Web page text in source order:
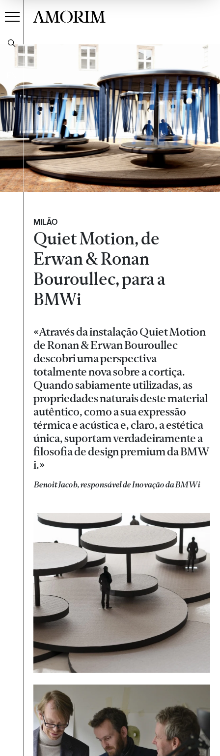
AMORIM
MILÃO
Quiet Motion, de
Erwan & Ronan
Bouroullec, para a
BMWi
«Através da instalação Quiet Motion
de Ronan & Erwan Bouroullec
descobri uma perspectiva
totalmente nova sobre a cortiça.
Quando sabiamente utilizadas, as
propriedades naturais deste material
autêntico, como a sua expressão
térmica e acústica e, claro, a estética
única, suportam verdadeiramente a
filosofia de design premium da BMW
i.»
Benoit Jacob, responsável de Inovação da BMWi